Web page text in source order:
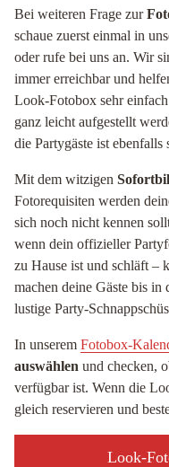
Bei weiteren Frage zur
schaue zuerst einmal in
oder rufe bei uns an. Wir
immer erreichbar und
Look-Fotobox sehr
ganz leicht aufgestellt
die Partygäste ist ebenfalls
Mit dem witzigen
Fotorequisiten werden
sich noch nicht kennen
wenn dein offizieller
zu Hause ist und schläft
machen deine Gäste bis
lustige Party-
In unserem Fotobox-
auswählen und checken,
verfügbar ist. Wenn die
gleich reservieren und
Look-